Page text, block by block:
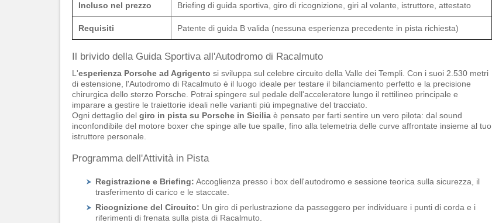
Incluso nel prezzo Briefing di guida sportiva, giro di ricognizione, giri al volante, istruttore, attestato
Requisiti Patente di guida B valida (nessuna esperienza precedente in pista richiesta)
Il brivido della Guida Sportiva all'Autodromo di Racalmuto
L'esperienza Porsche ad Agrigento si sviluppa sul celebre circuito della Valle dei Templi. Con i suoi 2.530 metri
di estensione, l'Autodromo di Racalmuto è il luogo ideale per testare il bilanciamento perfetto e la precisione
chirurgica dello sterzo Porsche. Potrai spingere sul pedale dell'acceleratore lungo il rettilineo principale e
imparare a gestire le traiettorie ideali nelle varianti più impegnative del tracciato.
Ogni dettaglio del giro in pista su Porsche in Sicilia è pensato per farti sentire un vero pilota: dal sound
inconfondibile del motore boxer che spinge alle tue spalle, fino alla telemetria delle curve affrontate insieme al tuo
istruttore personale.
Programma dell'Attività in Pista
Registrazione e Briefing: Accoglienza presso i box dell'autodromo e sessione teorica sulla sicurezza, il
trasferimento di carico e le staccate.
Ricognizione del Circuito: Un giro di perlustrazione da passeggero per individuare i punti di corda e i
riferimenti di frenata sulla pista di Racalmuto.